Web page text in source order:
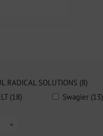
RADICAL SOLUTIONS (8)
(18) Swagier (13)